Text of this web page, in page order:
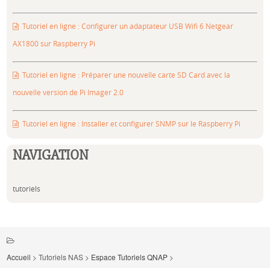
Tutoriel en ligne : Configurer un adaptateur USB Wifi 6 Netgear
AX1800 sur Raspberry Pi
Tutoriel en ligne : Préparer une nouvelle carte SD Card avec la
nouvelle version de Pi Imager 2.0
Tutoriel en ligne : Installer et configurer SNMP sur le Raspberry Pi
NAVIGATION
tutoriels
Accueil >Tutoriels NAS > Espace Tutoriels QNAP >